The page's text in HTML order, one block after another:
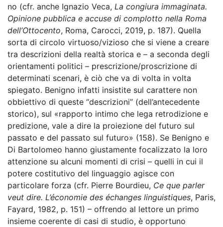
no (cfr. anche Ignazio Veca, La congiura immaginata.
Opinione pubblica e accuse di complotto nella Roma
dell’Ottocento, Roma, Carocci, 2019, p. 187). Quella
sorta di circolo virtuoso/vizioso che si viene a creare
tra descrizioni della realtà storica e – a seconda degli
orientamenti politici – prescrizione/proscrizione di
determinati scenari, è ciò che va di volta in volta
spiegato. Benigno infatti insistite sul carattere non
obbiettivo di queste “descrizioni” (dell’antecedente
storico), sul «rapporto intimo che lega retrodizione e
predizione, vale a dire la proiezione del futuro sul
passato e del passato sul futuro» (158). Se Benigno e
Di Bartolomeo hanno giustamente focalizzato la loro
attenzione su alcuni momenti di crisi – quelli in cui il
potere costitutivo del linguaggio agisce con
particolare forza (cfr. Pierre Bourdieu, Ce que parler
veut dire. L’économie des échanges linguistiques, Paris,
Fayard, 1982, p. 151) – offrendo al lettore un primo
insieme coerente di casi di studio, è opportuno